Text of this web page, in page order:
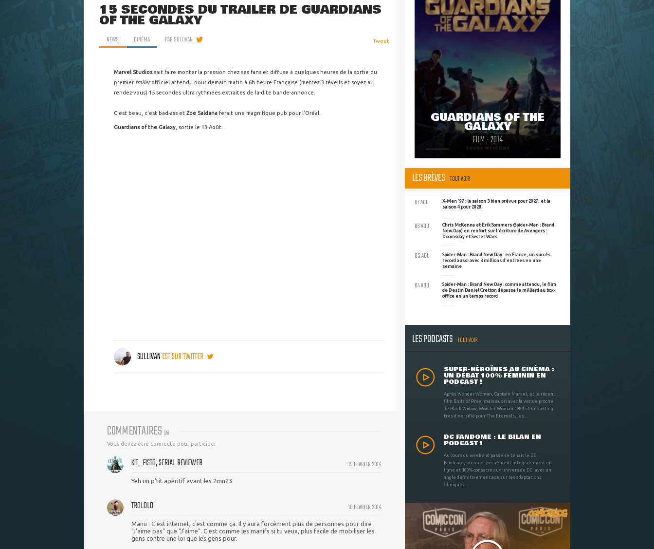
15 SECONDES DU TRAILER DE GUARDIANS
OF THE GALAXY
NEWS CINÉMA PARSULLIVAN Tweet
Marvel Studios sait faire monter la pression chez ses fans et diffuse à quelques heures de la sortie du
premier trailerofficiel attendu pour demain matin à 6h heure Française (mettez 3 réveils et soyez au
rendez-vous) 15 secondes ultra rythmées extraites de la-dite bande-annonce.
C'est beau, c'est bad-ass et Zoe Saldana ferait une magnifique pub pour l'Oréal.
Guardians of the Galaxy , sortie le 13 Août.
SULLIVANEST SUR TWITTER
COMMENTAIRES (25)
Vous devez être connecté pour participer
19 FEVRIER 2014
KIT_FISTO, SERIAL REVIEWER
Yeh un p'tit apéritif avant les 2mn23
18 FEVRIER 2014
TROLOLO
Manu : C'est internet, c'est comme ça. Il y aura forcément plus de personnes pour dire
"J'aime pas" que "J'aime". C'est comme les manifs si tu veux, plus facile de mobiliser les
gens contre une loi que les gens pour.
GUARDIANS OF THE
GALAXY
FILM - 2014
LES BRÈVES TOUT VOIR
X-Men '97 : la saison 3 bien prévue pour 2027, et la
saison 4 pour 2028
07 AOU
Chris McKenna et Erik Sommers (Spider-Man : Brand
New Day) en renfort sur l'écriture de Avengers :
Doomsday et Secret Wars
06 AOU
Spider-Man : Brand New Day : en France, un succès
record aussi avec 3 millions d'entrées en une
semaine
05 AOU
Spider-Man : Brand New Day : comme attendu, le film
de Destin Daniel Cretton dépasse le milliard au box-
office en un temps record
04 AOU
LES PODCASTS TOUT VOIR
SUPER-HÉROÏNES AU CINÉMA :
UN DÉBAT 100% FÉMININ EN
PODCAST !
Après Wonder Woman, Captain Marvel, et le récent
film Birds of Prey, mais aussi avec la venue proche
de Black Widow, Wonder Woman 1984 et un casting
très diversifié pour The Eternals, les ...
DC FANDOME : LE BILAN EN
PODCAST !
Au cours du weekend passé se tenait le DC
Fandome, premier évènement intégralement en
ligne et 100% consacré aux univers de DC, avec un
angle définitivement axé sur les adaptations
filmiques ...